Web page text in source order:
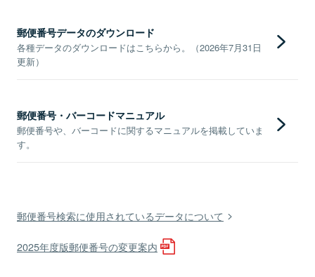
郵便番号データのダウンロード
各種データのダウンロードはこちらから。（2026年7月31日
更新）
郵便番号・バーコードマニュアル
郵便番号や、バーコードに関するマニュアルを掲載していま
す。
郵便番号検索に使用されているデータについて
2025年度版郵便番号の変更案内